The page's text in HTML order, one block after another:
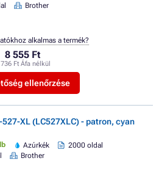
Brother
8 555 Ft
Ft Áfa nélkül
ellenőrzése
alkalmas a termék?
527-XL (LC527XLC) - patron, cyan
Azúrkék
2000 oldal
Brother